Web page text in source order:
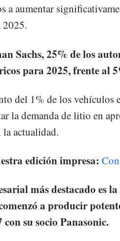
a aumentar
2025.
Sachs, 25% de los
para 2025, frente al
del 1% de los vehículos
la demanda de litio en
actualidad.
edición impresa:
más destacado es
a producir
con su socio Panasonic.